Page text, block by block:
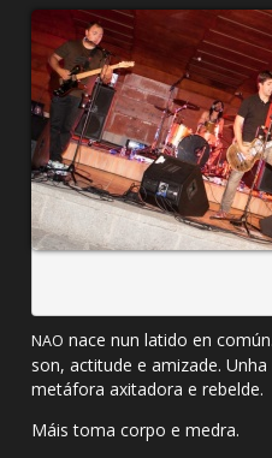
NAO nace nun latido en
son, actitude e amizade.
metáfora axitadora e rebelde.
Máis toma corpo e medra.